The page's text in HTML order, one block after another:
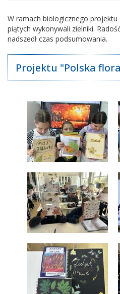
W ramach biologicznego projektu
piątych wykonywali zielniki.
nadszedł czas podsumowania.
Projektu "Polska